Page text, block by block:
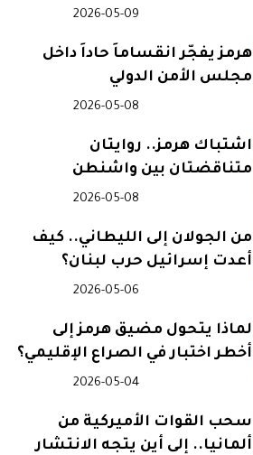
العسكرية الإيرانية2026-05-09
هرمز يفجّر انقساماً حاداً داخل
مجلس الأمن الدولي
2026-05-08
اشتباك هرمز.. روايتان
متناقضتان بين واشنطن
2026-05-08
من الجولان إلى الليطاني.. كيف
أعدت إسرائيل حرب لبنان؟
2026-05-06
لماذا يتحول مضيق هرمز إلى
أخطر اختبار في الصراع الإقليمي؟
2026-05-04
سحب القوات الأميركية من
ألمانيا.. إلى أين يتجه الانتشار